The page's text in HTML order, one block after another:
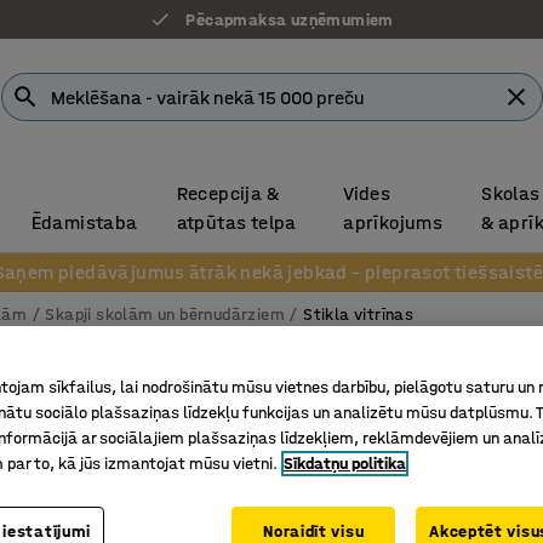
Pēcapmaksa uzņēmumiem
Ēdamistaba
Recepcija &
atpūtas telpa
Vides
aprīkojums
&
piedāvājumus ātrāk nekā jebkad – pieprasot
Skapji skolām un bērnudārziem Stikla vitrīnas
3
2 vai 3
Trīs
sīkfailus, lai nodrošinātu mūsu vietnes darbību, pielāgotu saturu un
sociālo plašsaziņas līdzekļu funkcijas un analizētu mūsu datplūsmu.
ar sociālajiem plašsaziņas līdzekļiem, reklāmdevējiem un
par to, kā jūs izmantojat mūsu vietni. Sīkdatņu politika
Noraidīt visu Akceptēt